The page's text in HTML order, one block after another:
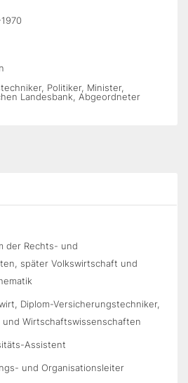
Politiker, Minister,
Landesbank, Abgeordneter
der Rechts- und
später Volkswirtschaft und
Diplom-Versicherungstechniker,
Wirtschaftswissenschaften
Assistent
und Organisationsleiter